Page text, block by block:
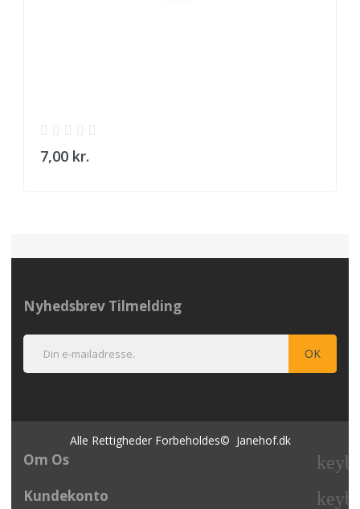
7,00 kr.
Nyhedsbrev Tilmelding
Alle Rettigheder Forbeholdes© Janehof.dk
Om Os
Kundekonto